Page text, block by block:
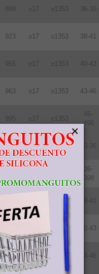
899 ≥17 ≥1353 36-39
923 ≥17 ≥1353 38-41
955 ≥17 ≥1353 40-43
963 ≥17 ≥1353 43-46
995 ≥17 ≥1353
46-
498
876 ≥20 ≥1592 33-36
36-
398
≥1592 38-41
≥1592 40-43
1003 ≥20 ≥1592 43-46
×